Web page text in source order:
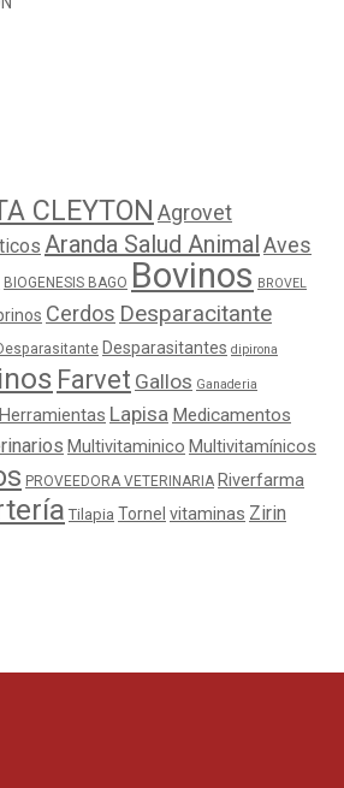
CLEYTON Agrovet
Aranda Salud AnimalAves
BIOGENESIS BAGO Bovinos BROVEL
Cerdos Desparacitante
Desparasitantes dipirona
Farvet Gallos Ganaderia
Herramientas Lapisa Medicamentos
Multivitaminico Multivitamínicos
PROVEEDORA VETERINARIA Riverfarma
Tilapia Tornel vitaminas Zirin